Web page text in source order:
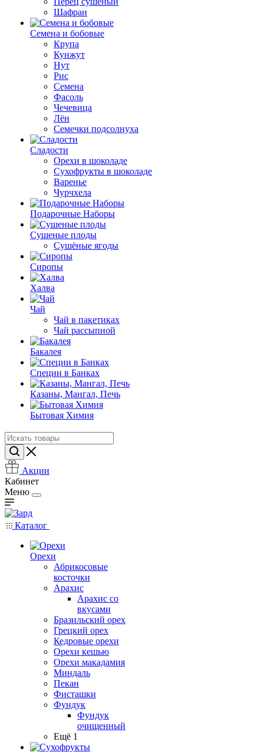
Шафран
Семена и бобовые
Крупа
Кунжут
Нут
Рис
Семена
Фасоль
Чечевица
Лён
Семечки подсолнуха
Сладости
Орехи в шоколаде
Сухофрукты в шоколаде
Варенье
Чурчхела
Подарочные Наборы
Cушеные плоды
Сушёные ягоды
Сиропы
Халва
Чай
Чай в пакетиках
Чай рассыпной
Бакалея
Специи в Банках
Казаны, Мангал, Печь
Бытовая Химия
Акции
Кабинет
Меню
Каталог
Орехи
Абрикосовые
косточки
Арахис
Арахис со
вкусами
Бразильский орех
Грецкий орех
Кедровые орехи
Орехи кешью
Орехи макадамия
Миндаль
Пекан
Фисташки
Фундук
Фундук
очищенный
Ещё 1